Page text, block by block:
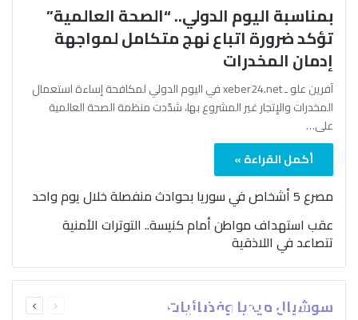
بمناسبة اليوم الدولي.. “الصحة العالمية”
تؤكد ضرورة اتباع نهج متكامل لمواجهة
إدمان المخدرات
آفرين علو ـ xeber24.net في اليوم الدولي لمكافحة إساءة استعمال
المخدرات والإتجار غير المشروع بها، شدّدت منظمة الصحة العالمية
على…
أكمل القراءة »
مصرع 5 أشخاص في سوريا بحوادث منفصلة خلال يوم واحد
عقب استهداف مواطن أمام كنيسة.. التوترات الأمنية
تتصاعد في اللاذقية
سوشيال ميديا وفضائيات الصفحةالصفحة
بمناسبة اليوم الدولي..